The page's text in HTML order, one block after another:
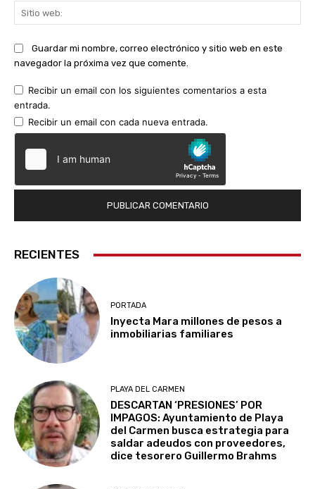
Guardar mi nombre, correo electrónico y sitio web en este
navegador la próxima vez que comente.
Recibir un email con los siguientes comentarios a esta
entrada.
Recibir un email con cada nueva entrada.
RECIENTES
PORTADA
Inyecta Mara millones de pesos a
inmobiliarias familiares
PLAYA DEL CARMEN
DESCARTAN ‘PRESIONES’ POR
IMPAGOS: Ayuntamiento de Playa
del Carmen busca estrategia para
saldar adeudos con proveedores,
dice tesorero Guillermo Brahms